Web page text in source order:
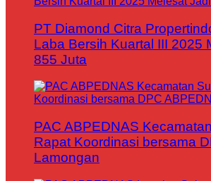
PT Diamond Citra
Laba Bersih Kuartal III 2025
855 Juta
PAC ABPEDNAS
Rapat Koordinasi bersama
Lamongan